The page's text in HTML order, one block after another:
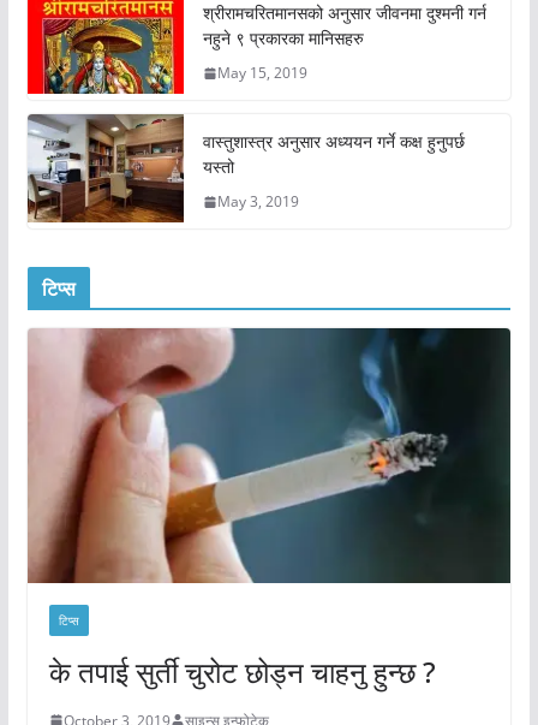
श्रीरामचरितमानसको अनुसार जीवनमा दुश्मनी गर्न
नहुने ९ प्रकारका मानिसहरु
May 15, 2019
वास्तुशास्त्र अनुसार अध्ययन गर्ने कक्ष हुनुपर्छ
यस्तो
May 3, 2019
टिप्स
टिप्स
के तपाई सुर्ती चुरोट छोड्न चाहनु हुन्छ ?
October 3, 2019 साइन्स इन्फोटेक